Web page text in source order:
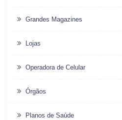
Grandes Magazines
Lojas
Operadora de Celular
Órgãos
Planos de Saúde